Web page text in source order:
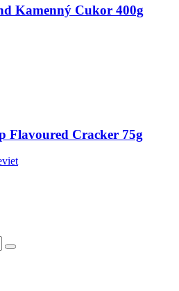
Kamenný Cukor 400g
Flavoured Cracker 75g